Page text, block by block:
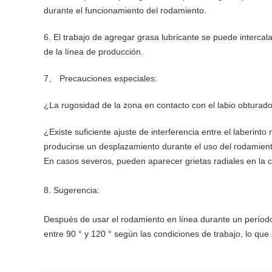
durante el funcionamiento del rodamiento.
6. El trabajo de agregar grasa lubricante se puede
de la línea de producción.
7、 Precauciones especiales:
¿La rugosidad de la zona en contacto con el labio
¿Existe suficiente ajuste de interferencia entre el
producirse un desplazamiento durante el uso del
En casos severos, pueden aparecer grietas radiales en la
8. Sugerencia:
Después de usar el rodamiento en línea durante un
entre 90 ° y 120 ° según las condiciones de trabajo, lo